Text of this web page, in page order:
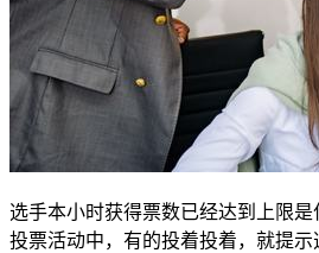
选手本小时获得票数已经达到上限是
投票活动中，有的投着投着，就提